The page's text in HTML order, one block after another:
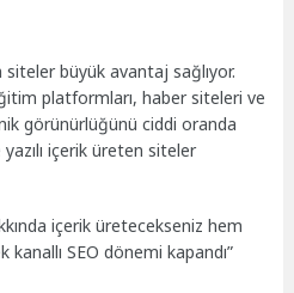
büyük avantaj sağlıyor.
platformları, haber siteleri ve
görünürlüğünü ciddi oranda
yazılı içerik üreten siteler
içerik üretecekseniz hem
SEO dönemi kapandı”